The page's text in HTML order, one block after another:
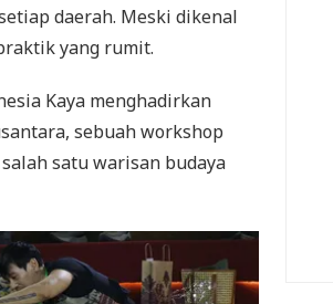
daerah. Meski dikenal
yang rumit.
Kaya menghadirkan
sebuah workshop
satu warisan budaya